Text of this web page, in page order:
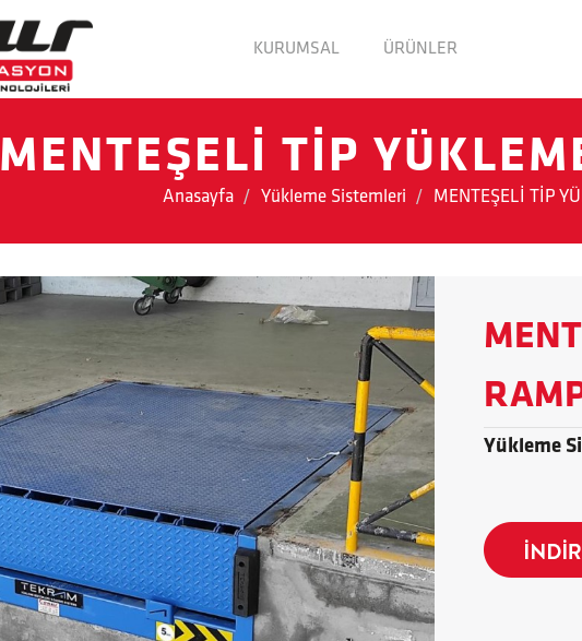
KURUMSAL ÜRÜNLER
MENTEŞELİ TİP
Anasayfa Yükleme Sistemleri MENTEŞELİ TİP
Yükleme